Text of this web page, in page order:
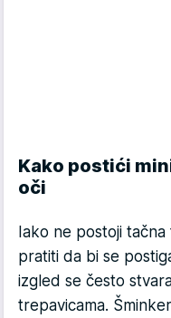
Kako postići
oči
Iako ne postoji
pratiti da bi se
izgled se često
trepavicama.